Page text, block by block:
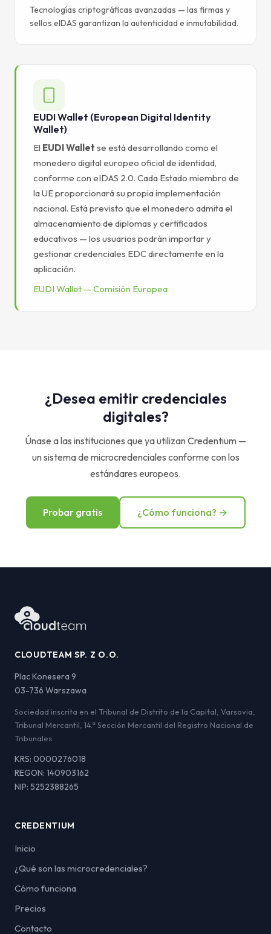
Tecnologías criptográficas avanzadas — las firmas y
sellos eIDAS garantizan la autenticidad e inmutabilidad.
EUDI Wallet (European Digital Identity
Wallet)
El EUDI Wallet se está desarrollando como el
monedero digital europeo oficial de identidad,
conforme con eIDAS 2.0. Cada Estado miembro de
la UE proporcionará su propia implementación
nacional. Está previsto que el monedero admita el
almacenamiento de diplomas y certificados
educativos — los usuarios podrán importar y
gestionar credenciales EDC directamente en la
aplicación.
EUDI Wallet — Comisión Europea
¿Desea emitir credenciales
digitales?
Únase a las instituciones que ya utilizan Credentium —
un sistema de microcredenciales conforme con los
estándares europeos.
Probar gratis ¿Cómo funciona? →
CLOUDTEAM SP. Z O.O.
Plac Konesera 9
03-736 Warszawa
Sociedad inscrita en el Tribunal de Distrito de la Capital, Varsovia,
Tribunal Mercantil, 14.ª Sección Mercantil del Registro Nacional de
Tribunales
KRS: 0000276018
REGON: 140903162
NIP: 5252388265
CREDENTIUM
Inicio
¿Qué son las microcredenciales?
Cómo funciona
Precios
Contacto